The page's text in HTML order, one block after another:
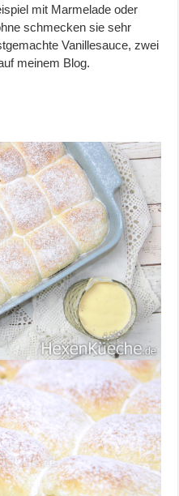
mit Marmelade oder
schmecken sie sehr
Vanillesauce, zwei
meinem Blog.